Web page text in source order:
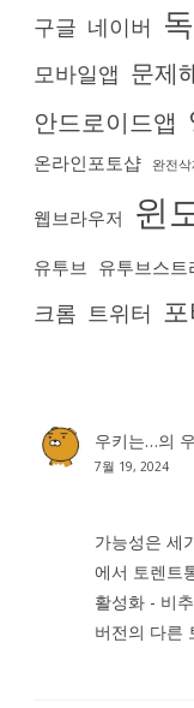
구글 네이버
모바일앱 문제
안드로이드앱
온라인포토샵 완전삭
웹브라우저 윈
유투브 유투브스트
크롬 트위터
우키는…의
7월 19, 2024
가능성은 세
에서 토렌트
활성화 - 비
버전의 다른